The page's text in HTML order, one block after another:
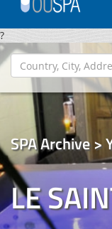
?
SPA Archive >
LE